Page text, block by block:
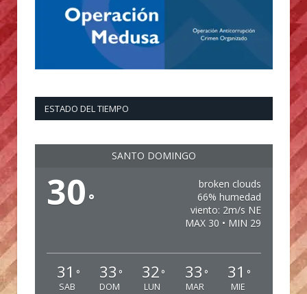
ESTADO DEL TIEMPO
SANTO DOMINGO
30 °
broken clouds
66% humedad
viento: 2m/s NE
MAX 30 • MIN 29
31 °
SAB
33 °
DOM
32 °
LUN
33 °
MAR
31 °
MIE